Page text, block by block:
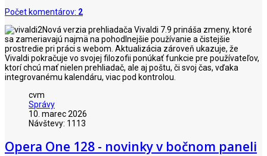
Počet komentárov: 2
Nová verzia prehliadača Vivaldi 7.9 prináša zmeny, ktoré
sa zameriavajú najmä na pohodlnejšie používanie a čistejšie
prostredie pri práci s webom. Aktualizácia zároveň ukazuje, že
Vivaldi pokračuje vo svojej filozofii ponúkať funkcie pre používateľov,
ktorí chcú mať nielen prehliadač, ale aj poštu, či svoj čas, vďaka
integrovanému kalendáru, viac pod kontrolou.
cvm
Správy
10. marec 2026
Návštevy: 1113
Opera One 128 - novinky v bočnom paneli